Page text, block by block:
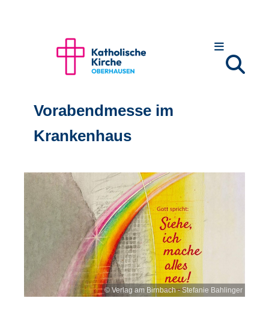
Vorabendmesse im
Krankenhaus
© Verlag am Birnbach - Stefanie Bahlinger